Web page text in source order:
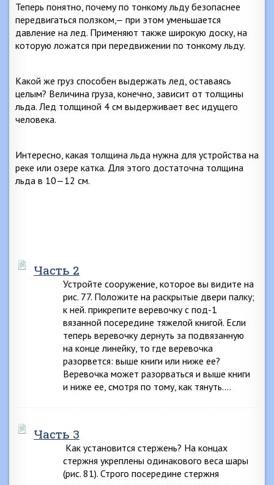
Теперь понятно, почему по тонкому льду безопаснее
передвигаться ползком,— при этом уменьшается
давление на лед. Применяют также широкую доску, на
которую ложатся при передвижении по тонкому льду.
Какой же груз способен выдержать лед, оставаясь
целым? Величина груза, конечно, зависит от толщины
льда. Лед толщиной 4 см выдерживает вес идущего
человека.
Интересно, какая толщина льда нужна для устройства на
реке или озере катка. Для этого достаточна толщина
льда в 10—12 см.
Часть 2
Устройте сооружение, которое вы видите на
рис. 77. Положите на раскрытые двери палку;
к ней. прикрепите веревочку с под-1
вязанной посередине тяжелой книгой. Если
теперь веревочку дернуть за подвязанную
на конце линейку, то где веревочка
разорвется: выше книги или ниже ее?
Веревочка может разорваться и выше книги
и ниже ее, смотря по тому, как тянуть….
Часть 3
Как установится стержень? На концах
стержня укреплены одинакового веса шары
(рис. 81). Строго посередине стержня